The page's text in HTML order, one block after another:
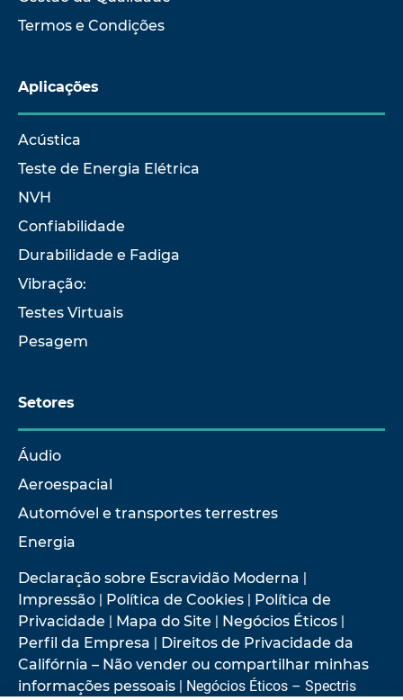
Termos e Condições
Aplicações
Acústica
Teste de Energia Elétrica
NVH
Confiabilidade
Durabilidade e Fadiga
Vibração:
Testes Virtuais
Pesagem
Setores
Áudio
Aeroespacial
Automóvel e transportes terrestres
Energia
Declaração sobre Escravidão Moderna |
Impressão | Política de Cookies | Política de
Privacidade | Mapa do Site | Negócios Éticos |
Perfil da Empresa | Direitos de Privacidade da
Califórnia – Não vender ou compartilhar minhas
informações pessoais | Negócios Éticos – Spectris